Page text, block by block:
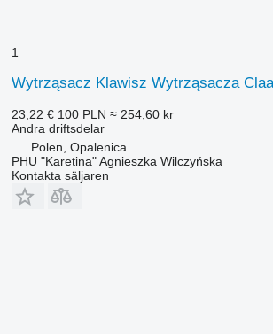
1
Wytrząsacz Klawisz Wytrząsacza
23,22 € 100 PLN ≈ 254,60 kr
Andra driftsdelar
Polen, Opalenica
PHU "Karetina" Agnieszka Wilczyńska
Kontakta säljaren